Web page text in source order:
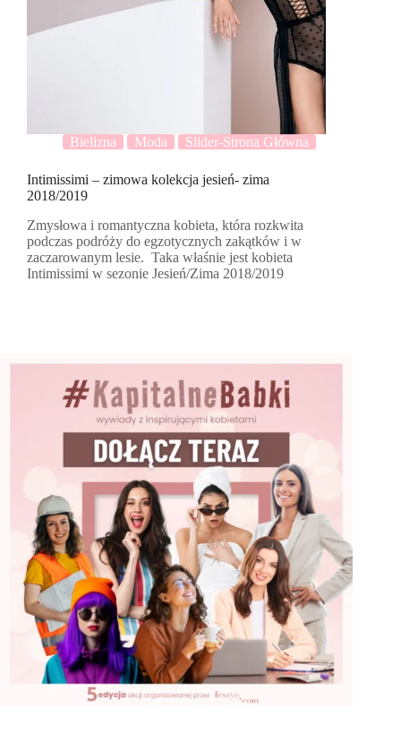
Bielizna Moda Slider-Strona Główna
Intimissimi – zimowa kolekcja jesień- zima
2018/2019
Zmysłowa i romantyczna kobieta, która rozkwita
podczas podróży do egzotycznych zakątków i w
zaczarowanym lesie. Taka właśnie jest kobieta
Intimissimi w sezonie Jesień/Zima 2018/2019